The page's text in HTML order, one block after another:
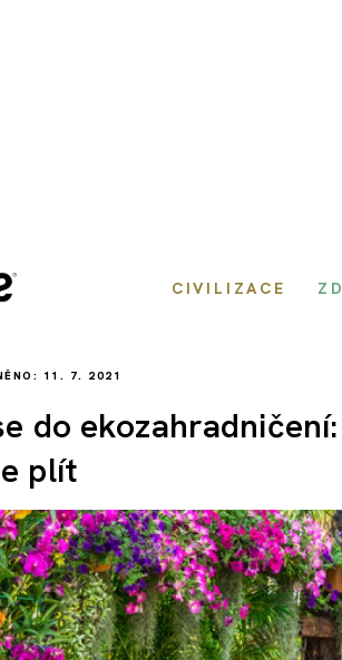
CIVILIZACE
11. 7. 2021
do
plít